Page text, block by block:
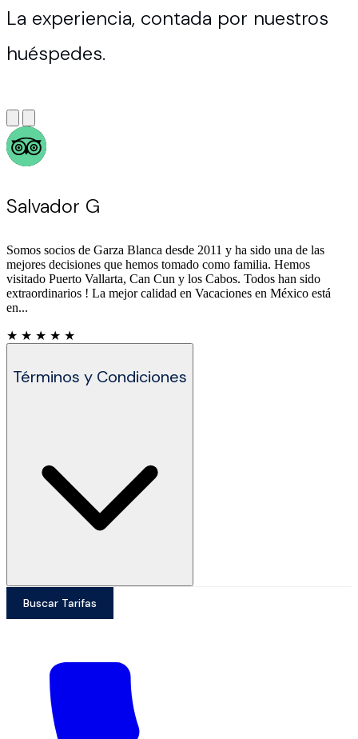
La experiencia, contada por nuestros
huéspedes.
MICHEL IVONNE A
Es un hotel muy agradable , cuenta con la atención del personal,
muy servicial en especial en el restaurant Blue con el joven Mario y
Andrés. Este hotel es ideal para ir con niños por la playa, las
albercas, la comida es de 10/ 10 sin dudas regresaríamos.
Términos y Condiciones
Buscar Tarifas